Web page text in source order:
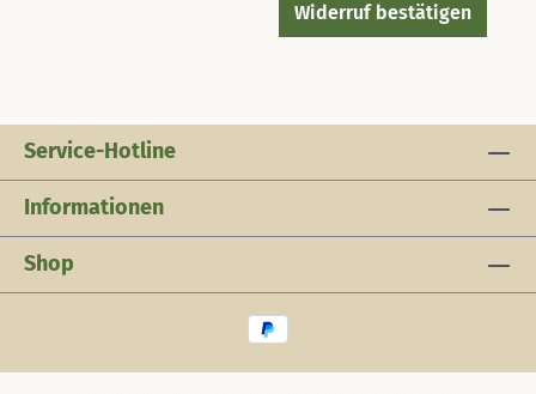
Widerruf bestätigen
Service-Hotline
Informationen
Shop